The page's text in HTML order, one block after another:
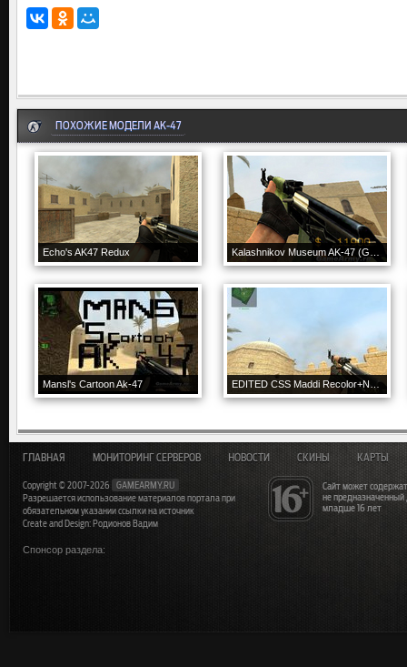
ПОХОЖИЕ МОДЕЛИ AK-47
Echo's AK47 Redux
Mansl's Cartoon Ak-47 EDITED CSS Maddi Recolor+New Wood
Сайт может
не
младше 16 лет
ГЛАВНАЯ МОНИТОРИНГ СЕРВЕРОВ НОВОСТИ СКИНЫ КАРТЫ
Copyright © 2007-2026
GAMEARMY.RU
Разрешается использование материалов портала при
обязательном указании ссылки на источник
Create and Design: Родионов Вадим
Спонсор раздела: